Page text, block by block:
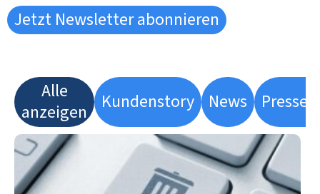
Jetzt Newsletter abonnieren
Alle
anzeigen
Kundenstory News